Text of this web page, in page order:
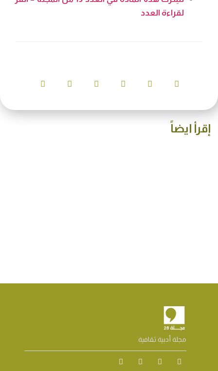
لقراءة العدد
إقرأ ايضاً
مجلة أدبية ثقافية